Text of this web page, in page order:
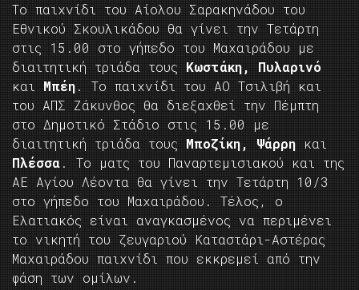
To παιχνίδι του Αίολου Σαρακηνάδου του
Εθνικού Σκουλικάδου θα γίνει την Τετάρτη
στις 15.00 στο γήπεδο του Μαχαιράδου με
διαιτητική τριάδα τους Κωστάκη, Πυλαρινό
και Μπέη. Το παιχνίδι του ΑΟ Τσιλιβή και
του ΑΠΣ Ζάκυνθος θα διεξαχθεί την Πέμπτη
στο Δημοτικό Στάδιο στις 15.00 με
διαιτητική τριάδα τους Μποζίκη, Ψάρρη και
Πλέσσα. Το ματς του Παναρτεμισιακού και της
ΑΕ Αγίου Λέοντα θα γίνει την Τετάρτη 10/3
στο γήπεδο του Μαχαιράδου. Τέλος, ο
Ελατιακός είναι αναγκασμένος να περιμένει
το νικητή του ζευγαριού Καταστάρι-Αστέρας
Μαχαιράδου παιχνίδι που εκκρεμεί από την
φάση των ομίλων.